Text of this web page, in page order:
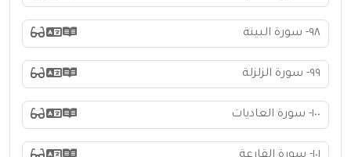
٩٨- سورة البينة
٩٩- سورة الزلزلة
١٠٠- سورة العاديات